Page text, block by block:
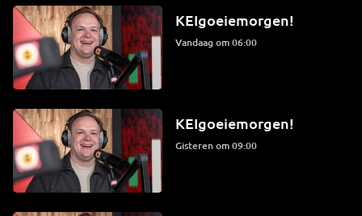
KEIgoeiemorgen!
Vandaag om 06:00
KEIgoeiemorgen!
Gisteren om 09:00